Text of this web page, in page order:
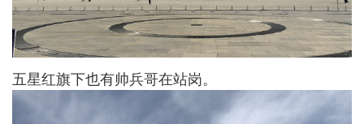
五星红旗下也有帅兵哥在站岗。